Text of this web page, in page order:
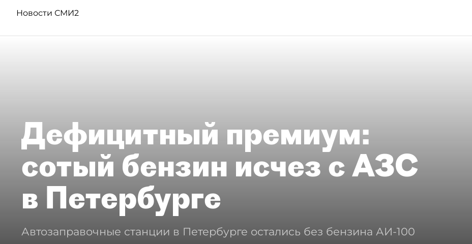
Новости СМИ2
Дефицитный премиум:
сотый бензин исчез с АЗС
в Петербурге
Автозаправочные станции в Петербурге остались без бензина АИ-100